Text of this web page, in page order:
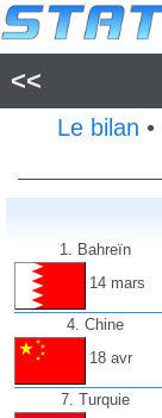
<<
Le bilan •
1. Bahreïn
14 mars
4. Chine
18 avr
7. Turquie